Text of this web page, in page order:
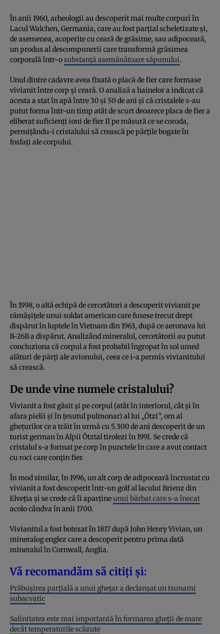
În anii 1960, arheologii au descoperit mai multe corpuri în
Lacul Walchen, Germania, care au fost parțial scheletizate și,
de asemenea, acoperite cu ceară de grăsime, sau adipoceară,
un produs al descompunerii care transformă grăsimea
corporală într-osubstanță asemănătoare săpunului.
Unul dintre cadavre avea fixată o placă de fier care formase
vivianit între corp și ceară. O analiză a hainelor a indicat că
acesta a stat în apă între 30 și 50 de ani și că cristalele s-au
putut forma într-un timp atât de scurt deoarece placa de fier a
eliberat suficienți ioni de fier II pe măsură ce se coroda,
permițându-i cristalului să crească pe părțile bogate în
fosfați ale corpului.
În 1998, o altă echipă de cercetători a descoperit vivianit pe
rămășițele unui soldat american care fusese trecut drept
dispărut în luptele în Vietnam din 1963, după ce aeronava lui
B-26B a dispărut. Analizând mineralul, cercetătorii au putut
concluziona că corpul a fost probabil îngropat în sol umed
alături de părți ale avionului, ceea ce i-a permis vivianitului
să crească.
De unde vine numele cristalului?
Vivianit a fost găsit și pe corpul (atât în interiorul, cât și în
afara pielii și în țesutul pulmonar) al lui „Ötzi”, om al
ghețurilor ce a trăit în urmă cu 5.300 de ani descoperit de un
turist german în Alpii Ötztal tirolezi în 1991. Se crede că
cristalul s-a format pe corp în punctele în care a avut contact
cu roci care conţin fier.
În mod similar, în 1996, un alt corp de adipoceară încrustat cu
vivianit a fost descoperit într-un golf al lacului Brienz din
Elveția și se crede că îi aparțineunui bărbat care s-a înecat
acolo cândva în anii 1700.
Vivianitul a fost botezat în 1817 după John Henry Vivian, un
mineralog englez care a descoperit pentru prima dată
mineralul în Cornwall, Anglia.
Vă recomandăm să citiți și:
Prăbușirea parțială a unui ghețar a declanșat un tsunami
subacvatic
Salinitatea este mai importantă în formarea gheții de mare
decât temperaturile scăzute